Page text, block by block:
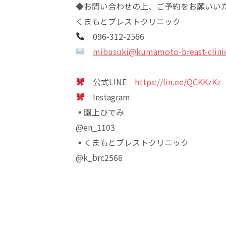
◆お問い合わせの上、ご予約をお願いい
くまもとブレストクリニック
096-312-2566
mibusuki@kumamoto-breast-
公式LINE https://lin.ee/QCKKzKz
Instagram
▪︎園上ひでみ
@en_1103
▪︎くまもとブレストクリニック
@k_brc2566